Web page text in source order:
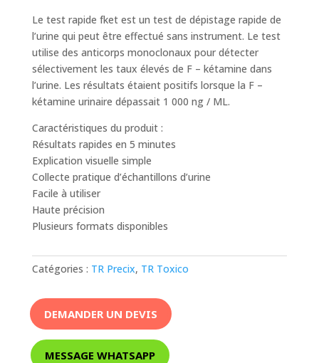
Le test rapide fket est un test de dépistage rapide de
l’urine qui peut être effectué sans instrument. Le test
utilise des anticorps monoclonaux pour détecter
sélectivement les taux élevés de F – kétamine dans
l’urine. Les résultats étaient positifs lorsque la F –
kétamine urinaire dépassait 1 000 ng / ML.
Caractéristiques du produit :
Résultats rapides en 5 minutes
Explication visuelle simple
Collecte pratique d’échantillons d’urine
Facile à utiliser
Haute précision
Plusieurs formats disponibles
Catégories : TR Precix, TR Toxico
DEMANDER UN DEVIS
MESSAGE WHATSAPP